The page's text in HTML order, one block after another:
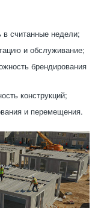
в считанные недели;
и обслуживание;
брендирования
конструкций;
и перемещения.